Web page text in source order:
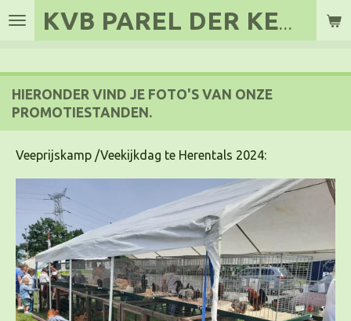
Ga
direct
hoofdinhoud
KVB PAREL DER KEMPEN
HIERONDER VIND JE FOTO'S VAN ONZE
PROMOTIESTANDEN.
Veeprijskamp /Veekijkdag te Herentals 2024: